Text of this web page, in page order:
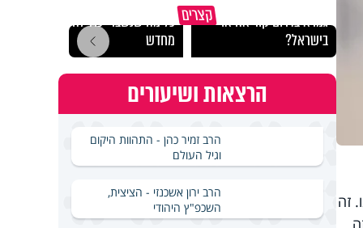
זה
קצרים גמרא בדרום קוריאה או
בישראל?
כל מה שנשבר יכול להיבנות
מחדש
הרצאות ושיעורים
הרב זמיר כהן - התהוות היקום
וגיל העולם
הרב ירון אשכנזי - הציצית,
השכפ"ץ היהודי